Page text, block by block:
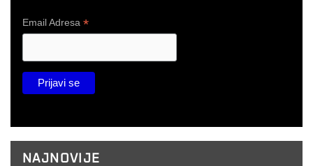
Email Adresa *
NAJNOVIJE